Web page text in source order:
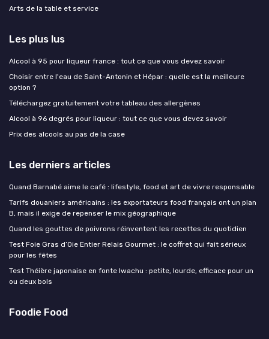
Arts de la table et service
Les plus lus
Alcool à 95 pour liqueur france : tout ce que vous devez savoir
Choisir entre l'eau de Saint-Antonin et Hépar : quelle est la meilleure
option ?
Téléchargez gratuitement votre tableau des allergènes
Alcool à 96 degrés pour liqueur : tout ce que vous devez savoir
Prix des alcools au pas de la case
Les derniers articles
Quand Barnabé aime le café : lifestyle, food et art de vivre responsable
Tarifs douaniers américains : les exportateurs food français ont un plan
B, mais il exige de repenser le mix géographique
Quand les gouttes de poivrons réinventent les recettes du quotidien
Test Foie Gras d’Oie Entier Relais Gourmet : le coffret qui fait sérieux
pour les fêtes
Test Théière japonaise en fonte Iwachu : petite, lourde, efficace pour un
ou deux bols
Foodie Food